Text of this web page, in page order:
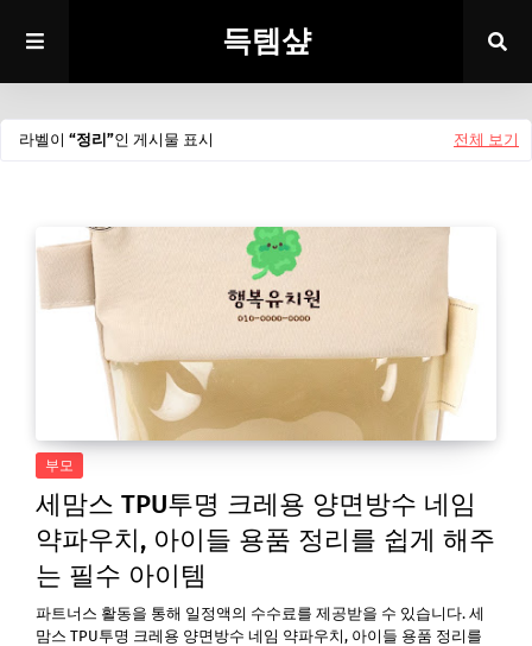
득템샾
라벨이 정리 인 게시물 표시 전체 보기
부모
세맘스 TPU투명 크레용 양면방수 네임
약파우치, 아이들 용품 정리를 쉽게 해주
는 필수 아이템
파트너스 활동을 통해 일정액의 수수료를 제공받을 수 있습니다. 세
맘스 TPU투명 크레용 양면방수 네임 약파우치, 아이들 용품 정리를